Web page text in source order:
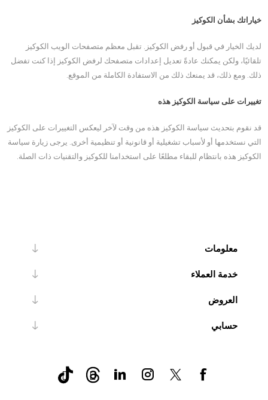
خياراتك بشأن الكوكيز
لديك الخيار في قبول أو رفض الكوكيز. تقبل معظم متصفحات الويب الكوكيز
تلقائيًا، ولكن يمكنك عادةً تعديل إعدادات متصفحك لرفض الكوكيز إذا كنت تفضل
ذلك. ومع ذلك، قد يمنعك ذلك من الاستفادة الكاملة من الموقع.
تغييرات على سياسة الكوكيز هذه
قد نقوم بتحديث سياسة الكوكيز هذه من وقت لآخر ليعكس التغييرات على الكوكيز
التي نستخدمها أو لأسباب تشغيلية أو قانونية أو تنظيمية أخرى. يرجى زيارة سياسة
الكوكيز هذه بانتظام للبقاء مطلعًا على استخدامنا للكوكيز والتقنيات ذات الصلة.
معلومات
خدمة العملاء
العروض
حسابي